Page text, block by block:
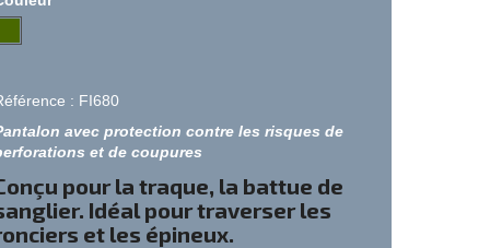
: FI680
avec protection contre les risques de
et de coupures
pour la traque, la battue de
Idéal pour traverser les
et les épineux.